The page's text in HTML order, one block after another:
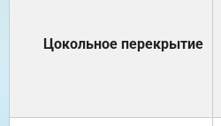
Цокольное перекрытие